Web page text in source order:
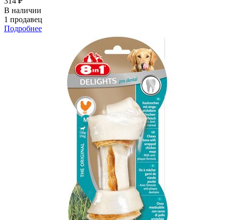
В наличии
1 продавец
Подробнее